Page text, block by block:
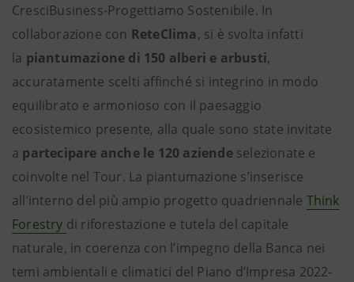
CresciBusiness-Progettiamo Sostenibile. In
collaborazione con ReteClima, si è svolta infatti
la piantumazione di 150 alberi e arbusti,
accuratamente scelti affinché si integrino in modo
equilibrato e armonioso con il paesaggio
ecosistemico presente, alla quale sono state invitate
a partecipare anche le 120 aziendeselezionate e
coinvolte nel Tour. La piantumazione s’inserisce
all’interno del più ampio progetto quadriennale Think
Forestry di riforestazione e tutela del capitale
naturale, in coerenza con l’impegno della Banca nei
temi ambientali e climatici del Piano d’Impresa 2022-